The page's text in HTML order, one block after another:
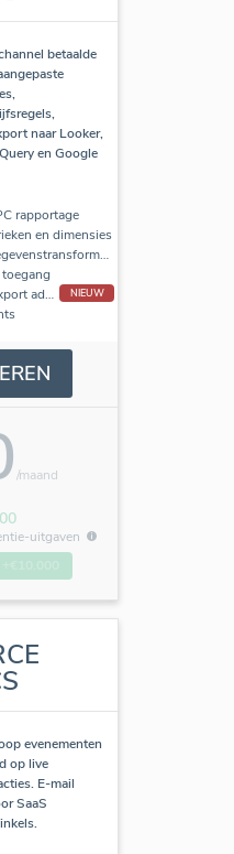
betaalde
naar Looker,
en Google
rapportage
en dimensies
Geavanceerde gegevenstransformaties
Google Sheets export add-on
NIEUW
/maand
uitgaven
evenementen
op live
E-mail
SaaS